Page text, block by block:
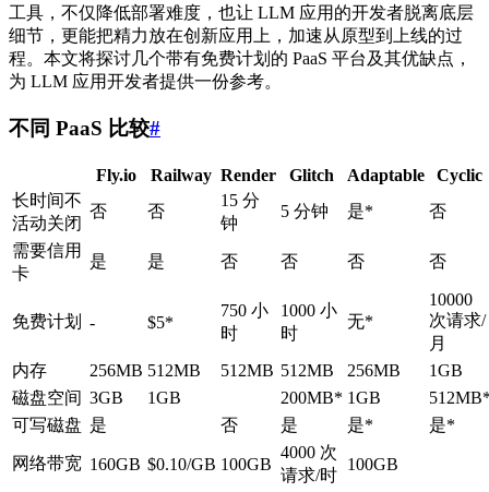
工具，不仅降低部署难度，也让 LLM 应用的开发者脱离底层
细节，更能把精力放在创新应用上，加速从原型到上线的过
程。本文将探讨几个带有免费计划的 PaaS 平台及其优缺点，
为 LLM 应用开发者提供一份参考。
不同 PaaS 比较#
Fly.io Railway Render Glitch Adaptable
Cyclic
长时间不
活动关闭
否 否
15 分
钟
5 分钟 是* 否
需要信用
卡
是 是 否 否 否 否
免费计划 - $5*
750 小
时
1000 小
时
无*
10000
次请求/
月
内存
256MB 512MB 512MB 512MB 256MB
1GB
磁盘空间 3GB 1GB 200MB* 1GB
可写磁盘 是 否 是 是* 是*
网络带宽 160GB $0.10/GB 100GB
4000 次
请求/时
100GB